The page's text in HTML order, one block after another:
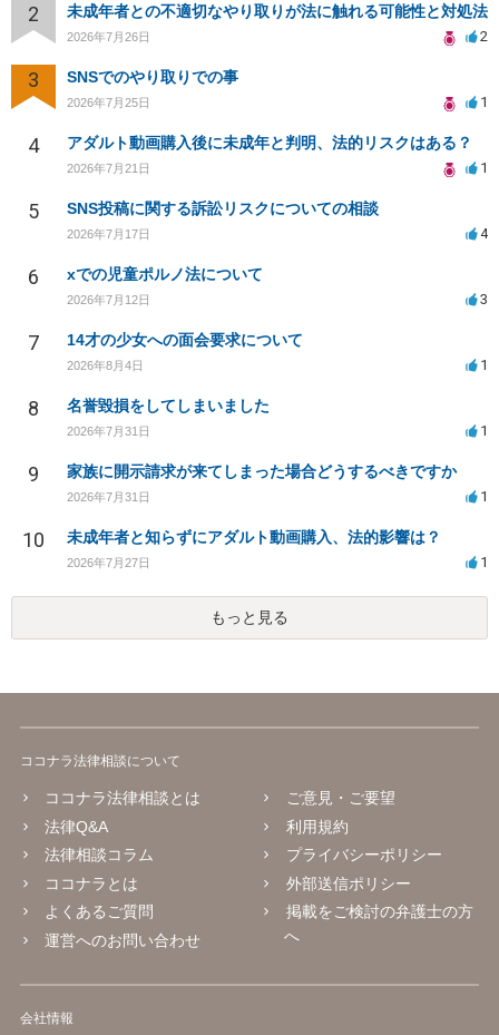
2 未成年者との不適切なやり取りが法に触れる可能性と対処法
2026年7月26日 2
3 SNSでのやり取りでの事
2026年7月25日 1
4 アダルト動画購入後に未成年と判明、法的リスクはある？
2026年7月21日 1
5 SNS投稿に関する訴訟リスクについての相談
2026年7月17日 4
6 xでの児童ポルノ法について
2026年7月12日 3
7 14才の少女への面会要求について
2026年8月4日 1
8 名誉毀損をしてしまいました
2026年7月31日 1
9 家族に開示請求が来てしまった場合どうするべきですか
2026年7月31日 1
10 未成年者と知らずにアダルト動画購入、法的影響は？
2026年7月27日 1
もっと見る
ココナラ法律相談について
ココナラ法律相談とは
法律Q&A
法律相談コラム
ココナラとは
よくあるご質問
運営へのお問い合わせ
ご意見・ご要望
利用規約
プライバシーポリシー
外部送信ポリシー
掲載をご検討の弁護士の方
へ
会社情報